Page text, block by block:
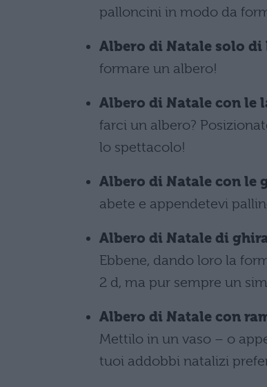
palloncini in modo da
Albero di Natale solo di
formare un albero!
Albero di Natale con le
farci un albero?
lo spettacolo!
Albero di Natale con le
abete e appendetevi
Albero di Natale di
Ebbene, dando loro la
2 d, ma pur sempre un
Albero di Natale con
Mettilo in un vaso – o
tuoi addobbi natalizi